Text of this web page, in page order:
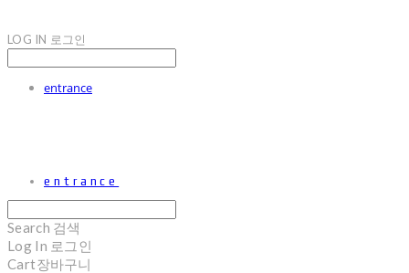
LOG IN 로그인
entrance
entrance
Search 검색
Log In 로그인
Cart장바구니